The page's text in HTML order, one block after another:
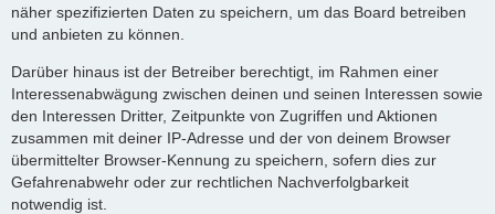
näher spezifizierten Daten zu speichern, um das Board betreiben
und anbieten zu können.
Darüber hinaus ist der Betreiber berechtigt, im Rahmen einer
Interessenabwägung zwischen deinen und seinen Interessen sowie
den Interessen Dritter, Zeitpunkte von Zugriffen und Aktionen
zusammen mit deiner IP-Adresse und der von deinem Browser
übermittelter Browser-Kennung zu speichern, sofern dies zur
Gefahrenabwehr oder zur rechtlichen Nachverfolgbarkeit
notwendig ist.